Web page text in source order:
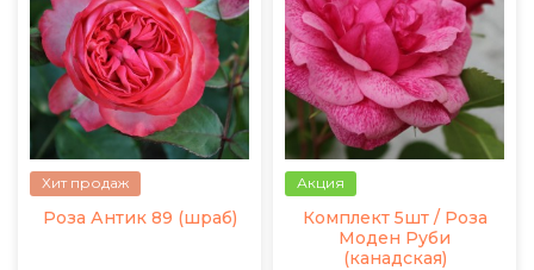
Хит продаж
Роза Антик 89 (шраб)
Акция
Комплект 5шт / Роза
Моден Руби
(канадская)